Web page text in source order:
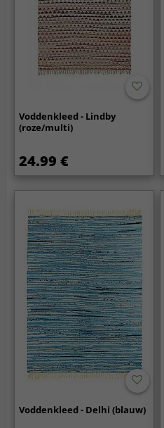
Voddenkleed - Lindby
(roze/multi)
24.99 €
Voddenkleed - Delhi (blauw)